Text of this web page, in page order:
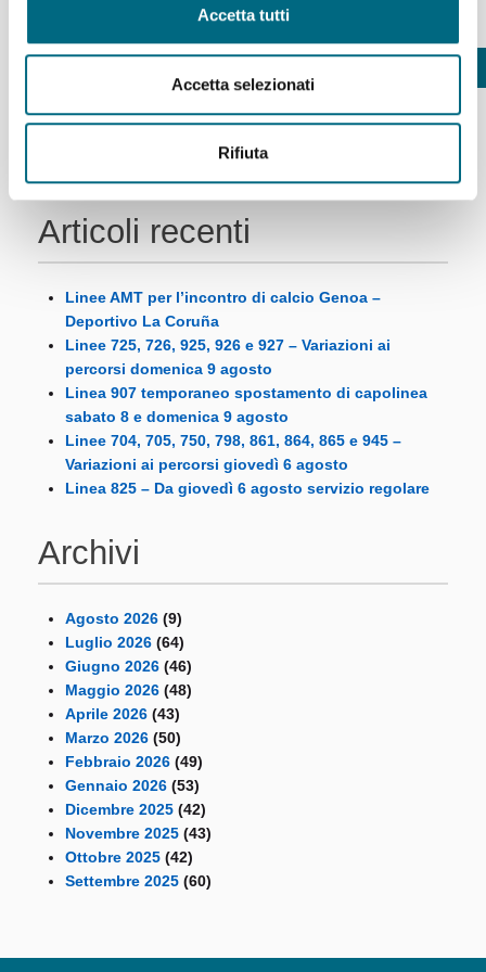
Accetta tutti
Accetta selezionati
Rifiuta
Articoli recenti
Linee AMT per l’incontro di calcio Genoa –
Deportivo La Coruña
Linee 725, 726, 925, 926 e 927 – Variazioni ai
percorsi domenica 9 agosto
Linea 907 temporaneo spostamento di capolinea
sabato 8 e domenica 9 agosto
Linee 704, 705, 750, 798, 861, 864, 865 e 945 –
Variazioni ai percorsi giovedì 6 agosto
Linea 825 – Da giovedì 6 agosto servizio regolare
Archivi
Agosto 2026 (9)
Luglio 2026 (64)
Giugno 2026 (46)
Maggio 2026 (48)
Aprile 2026 (43)
Marzo 2026 (50)
Febbraio 2026 (49)
Gennaio 2026 (53)
Dicembre 2025 (42)
Novembre 2025 (43)
Ottobre 2025 (42)
Settembre 2025 (60)